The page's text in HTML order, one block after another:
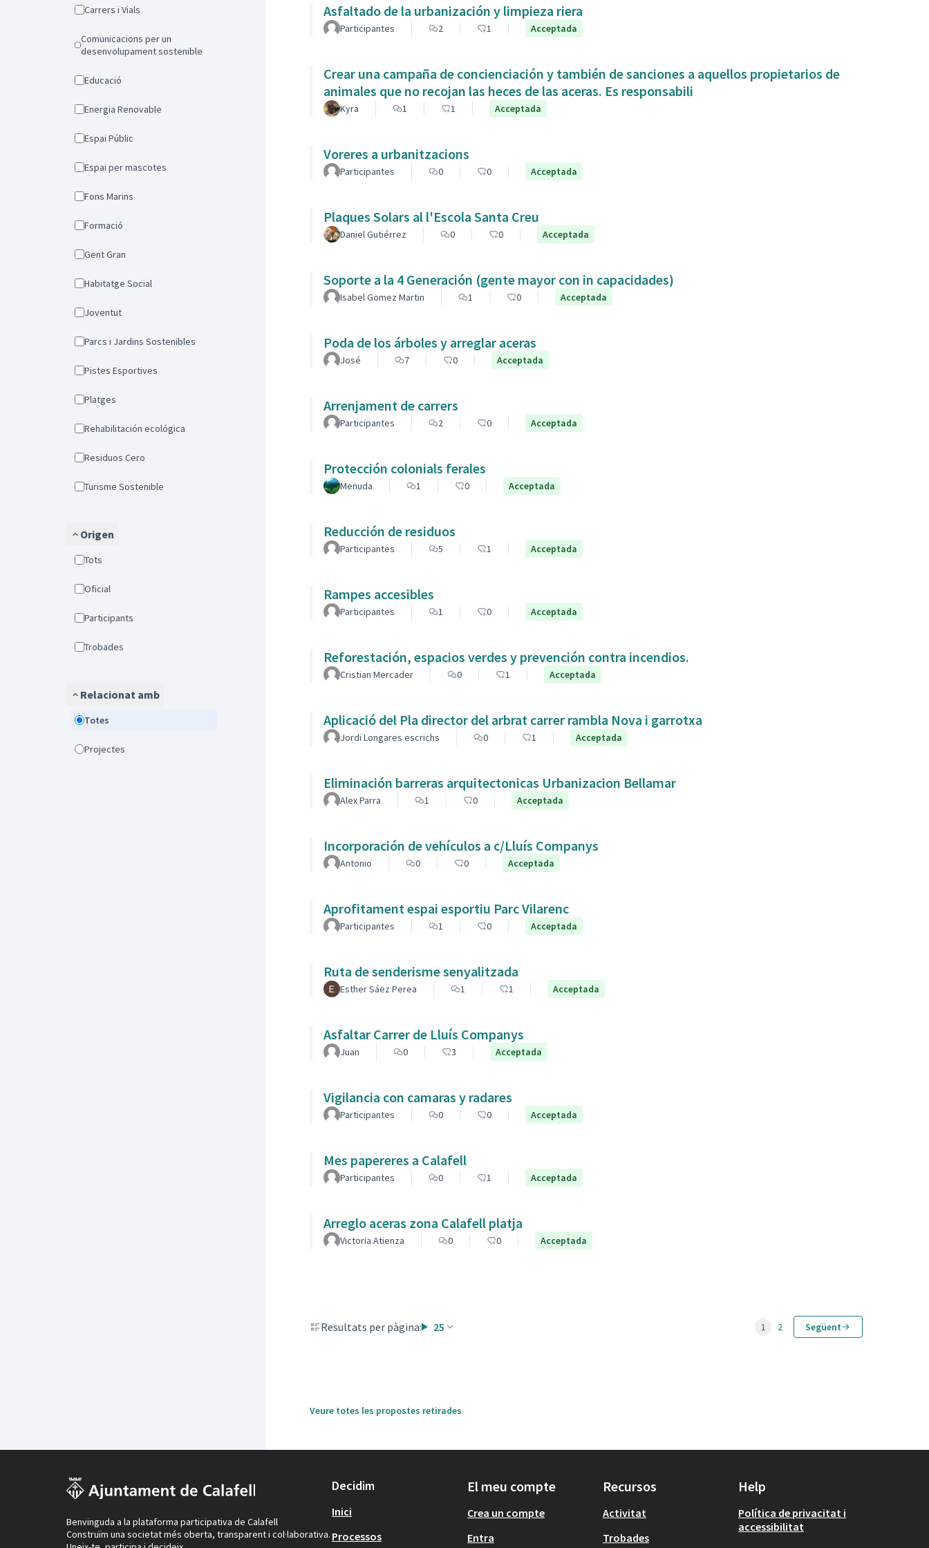
Carrers i Vials
Comunicacions per un
desenvolupament sostenible
Educació
Energia Renovable
Espai Públic
Espai per mascotes
Fons Marins
Formació
Gent Gran
Habitatge Social
Joventut
Parcs i Jardins Sostenibles
Pistes Esportives
Platges
Rehabilitación ecológica
Residuos Cero
Turisme Sostenible
Origen
Tots
Oficial
Participants
Trobades
Relacionat amb
Totes
Projectes
Asfaltado de la urbanización y limpieza riera
Participantes 2 1 Acceptada
Crear una campaña de concienciación y también de sanciones a aquellos propietarios de
animales que no recojan las heces de las aceras. Es responsabili
Kyra 1 1 Acceptada
Voreres a urbanitzacions
Participantes 0 0 Acceptada
Plaques Solars al l'Escola Santa Creu
Daniel Gutiérrez 0 0 Acceptada
Soporte a la 4 Generación (gente mayor con in capacidades)
Isabel Gomez Martin 1 0 Acceptada
Poda de los árboles y arreglar aceras
José 7 0 Acceptada
Arrenjament de carrers
Participantes 2 0 Acceptada
Protección colonials ferales
Menuda 1 0 Acceptada
Reducción de residuos
Participantes 5 1 Acceptada
Rampes accesibles
Participantes 1 0 Acceptada
Reforestación, espacios verdes y prevención contra incendios.
Cristian Mercader 0 1 Acceptada
Aplicació del Pla director del arbrat carrer rambla Nova i garrotxa
Jordi Longares escrichs 0 1 Acceptada
Eliminación barreras arquitectonicas Urbanizacion Bellamar
Alex Parra 1 0 Acceptada
Incorporación de vehículos a c/Lluís Companys
Antonio 0 0 Acceptada
Aprofitament espai esportiu Parc Vilarenc
Participantes 1 0 Acceptada
Ruta de senderisme senyalitzada
Esther Sáez Perea 1 1 Acceptada
Asfaltar Carrer de Lluís Companys
Juan 0 3 Acceptada
Vigilancia con camaras y radares
Participantes 0 0 Acceptada
Mes papereres a Calafell
Participantes 0 1 Acceptada
Arreglo aceras zona Calafell platja
Victoria Atienza 0 0 Acceptada
Resultats per pàgina: 25 1 2 Següent
Veure totes les propostes retirades
Benvinguda a la plataforma participativa de Calafell
Construïm una societat més oberta, transparent i col·laborativa.
Decidim
Inici
Processos
El meu compte
Crea un compte
Entra
Recursos
Activitat
Trobades
Help
Política de privacitat i
accessibilitat